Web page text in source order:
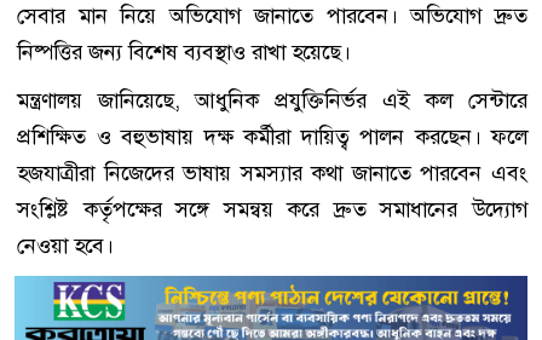
সেবার মান নিয়ে অভিযোগ জানাতে পারবেন। অভিযোগ দ্রুত
নিষ্পত্তির জন্য বিশেষ ব্যবস্থাও রাখা হয়েছে।
মন্ত্রণালয় জানিয়েছে, আধুনিক প্রযুক্তিনির্ভর এই কল সেন্টারে
প্রশিক্ষিত ও বহুভাষায় দক্ষ কর্মীরা দায়িত্ব পালন করছেন। ফলে
হজযাত্রীরা নিজেদের ভাষায় সমস্যার কথা জানাতে পারবেন এবং
সংশ্লিষ্ট কর্তৃপক্ষের সঙ্গে সমন্বয় করে দ্রুত সমাধানের উদ্যোগ
নেওয়া হবে।